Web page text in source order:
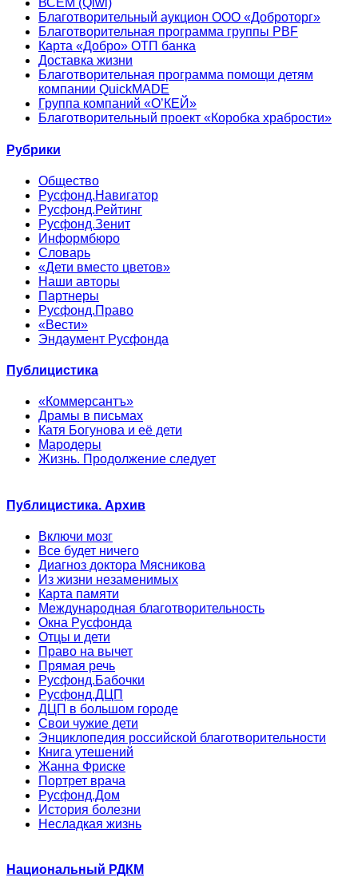
ВСЕМ (Qiwi)
Благотворительный аукцион ООО «Доброторг»
Благотворительная программа группы PBF
Карта «Добро» ОТП банка
Доставка жизни
Благотворительная программа помощи детям
компании QuickMADE
Группа компаний «О’КЕЙ»
Благотворительный проект «Коробка храбрости»
Рубрики
Общество
Русфонд.Навигатор
Русфонд.Рейтинг
Русфонд.Зенит
Информбюро
Словарь
«Дети вместо цветов»
Наши авторы
Партнеры
Русфонд.Право
«Вести»
Эндаумент Русфонда
Публицистика
«Коммерсантъ»
Драмы в письмах
Катя Богунова и её дети
Мародеры
Жизнь. Продолжение следует
Публицистика. Архив
Включи мозг
Все будет ничего
Диагноз доктора Мясникова
Из жизни незаменимых
Карта памяти
Международная благотворительность
Окна Русфонда
Отцы и дети
Право на вычет
Прямая речь
Русфонд.Бабочки
Русфонд.ДЦП
ДЦП в большом городе
Свои чужие дети
Энциклопедия российской благотворительности
Книга утешений
Жанна Фриске
Портрет врача
Русфонд.Дом
История болезни
Несладкая жизнь
Национальный РДКМ